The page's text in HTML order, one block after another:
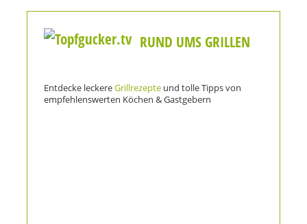
RUND UMS GRILLEN
Entdecke leckereGrillrezepte und tolle Tipps von
empfehlenswerten Köchen & Gastgebern